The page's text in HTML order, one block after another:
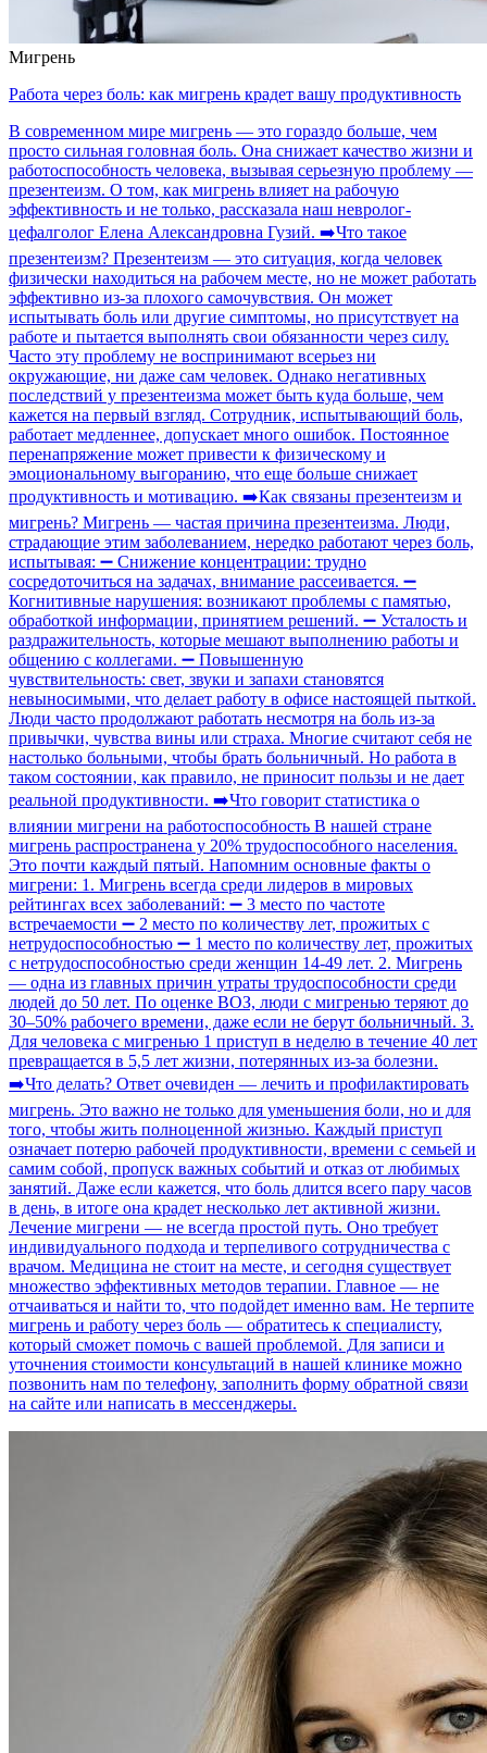
Мигрень
Работа через боль: как мигрень крадет вашу продуктивность
В современном мире мигрень — это гораздо больше, чем
просто сильная головная боль. Она снижает качество жизни и
работоспособность человека, вызывая серьезную проблему —
презентеизм. О том, как мигрень влияет на рабочую
эффективность и не только, рассказала наш невролог-
цефалголог Елена Александровна Гузий. ➡️Что такое
презентеизм? Презентеизм — это ситуация, когда человек
физически находиться на рабочем месте, но не может работать
эффективно из-за плохого самочувствия. Он может
испытывать боль или другие симптомы, но присутствует на
работе и пытается выполнять свои обязанности через силу.
Часто эту проблему не воспринимают всерьез ни
окружающие, ни даже сам человек. Однако негативных
последствий у презентеизма может быть куда больше, чем
кажется на первый взгляд. Сотрудник, испытывающий боль,
работает медленнее, допускает много ошибок. Постоянное
перенапряжение может привести к физическому и
эмоциональному выгоранию, что еще больше снижает
продуктивность и мотивацию. ➡️Как связаны презентеизм и
мигрень? Мигрень — частая причина презентеизма. Люди,
страдающие этим заболеванием, нередко работают через боль,
испытывая: ➖ Снижение концентрации: трудно
сосредоточиться на задачах, внимание рассеивается. ➖
Когнитивные нарушения: возникают проблемы с памятью,
обработкой информации, принятием решений. ➖ Усталость и
раздражительность, которые мешают выполнению работы и
общению с коллегами. ➖ Повышенную
чувствительность: свет, звуки и запахи становятся
невыносимыми, что делает работу в офисе настоящей пыткой.
Люди часто продолжают работать несмотря на боль из-за
привычки, чувства вины или страха. Многие считают себя не
настолько больными, чтобы брать больничный. Но работа в
таком состоянии, как правило, не приносит пользы и не дает
реальной продуктивности. ➡️Что говорит статистика о
влиянии мигрени на работоспособность В нашей стране
мигрень распространена у 20% трудоспособного населения.
Это почти каждый пятый. Напомним основные факты о
мигрени: 1. Мигрень всегда среди лидеров в мировых
рейтингах всех заболеваний: ➖ 3 место по частоте
встречаемости ➖ 2 место по количеству лет, прожитых с
нетрудоспособностью ➖ 1 место по количеству лет, прожитых
с нетрудоспособностью среди женщин 14-49 лет. 2. Мигрень
— одна из главных причин утраты трудоспособности среди
людей до 50 лет. По оценке ВОЗ, люди с мигренью теряют до
30–50% рабочего времени, даже если не берут больничный. 3.
Для человека с мигренью 1 приступ в неделю в течение 40 лет
превращается в 5,5 лет жизни, потерянных из-за болезни.
➡️Что делать? Ответ очевиден — лечить и профилактировать
мигрень. Это важно не только для уменьшения боли, но и для
того, чтобы жить полноценной жизнью. Каждый приступ
означает потерю рабочей продуктивности, времени с семьей и
самим собой, пропуск важных событий и отказ от любимых
занятий. Даже если кажется, что боль длится всего пару часов
в день, в итоге она крадет несколько лет активной жизни.
Лечение мигрени — не всегда простой путь. Оно требует
индивидуального подхода и терпеливого сотрудничества с
врачом. Медицина не стоит на месте, и сегодня существует
множество эффективных методов терапии. Главное — не
отчаиваться и найти то, что подойдет именно вам. Не терпите
мигрень и работу через боль — обратитесь к специалисту,
который сможет помочь с вашей проблемой. Для записи и
уточнения стоимости консультаций в нашей клинике можно
позвонить нам по телефону, заполнить форму обратной связи
на сайте или написать в мессенджеры.